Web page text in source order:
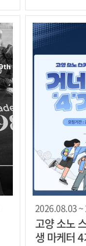
2026.08.03 ~
고양 소노
생 마케터